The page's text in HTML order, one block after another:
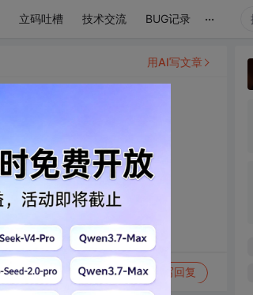
立码吐槽 技术交流 BUG记录 ...
写回复
用AI写文章